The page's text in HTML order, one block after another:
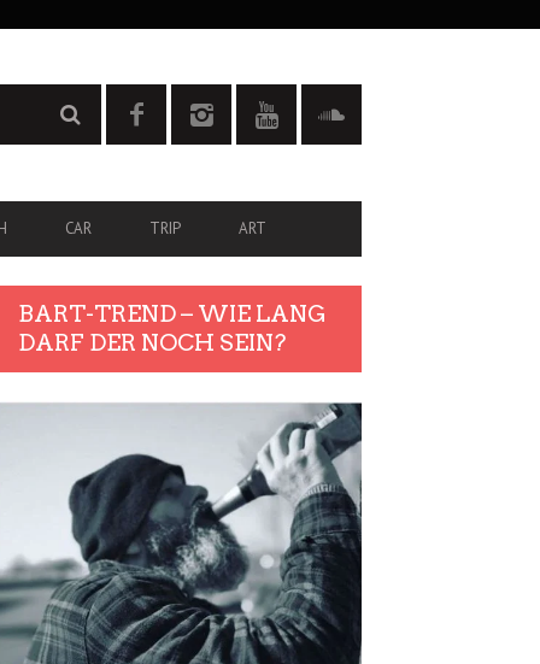
CAR TRIP ART
BART-TREND – WIE LANG
DARF DER NOCH SEIN?